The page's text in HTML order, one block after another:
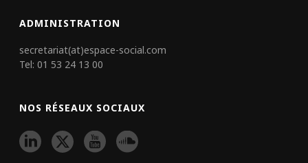
ADMINISTRATION
secretariat(at)espace-social.com
Tel: 01 53 24 13 00
NOS RÉSEAUX SOCIAUX